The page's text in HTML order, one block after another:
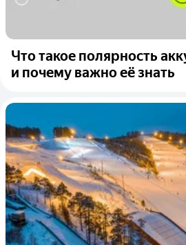
Что такое полярность
и почему важно её знать